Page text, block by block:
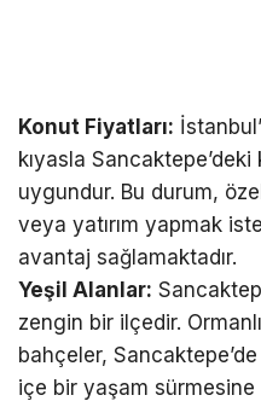
Konut Fiyatları:
kıyasla
uygundur. Bu durum,
veya yatırım yapmak
avantaj sağlamaktadır.
Yeşil Alanlar:
zengin bir ilçedir.
bahçeler,
içe bir yaşam sürmesine